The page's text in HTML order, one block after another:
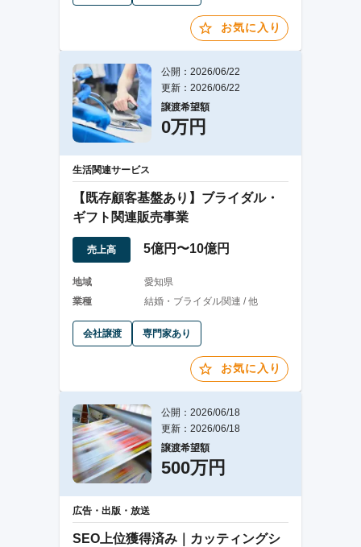
お気に入り
公開：2026/06/22
更新：2026/06/22
譲渡希望額
0万円
生活関連サービス
【既存顧客基盤あり】ブライダル・
ギフト関連販売事業
売上高 5億円〜10億円
地域
愛知県
業種
結婚・ブライダル関連 / 他
会社譲渡 専門家あり
お気に入り
公開：2026/06/18
更新：2026/06/18
譲渡希望額
500万円
広告・出版・放送
SEO上位獲得済み｜カッティングシ